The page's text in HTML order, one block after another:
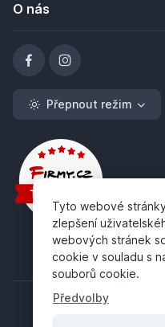
O nás
Přepnout režim
Tyto webové
zlepšení
webových stránek
cookie v souladu s
souborů cookie.
Předvolby